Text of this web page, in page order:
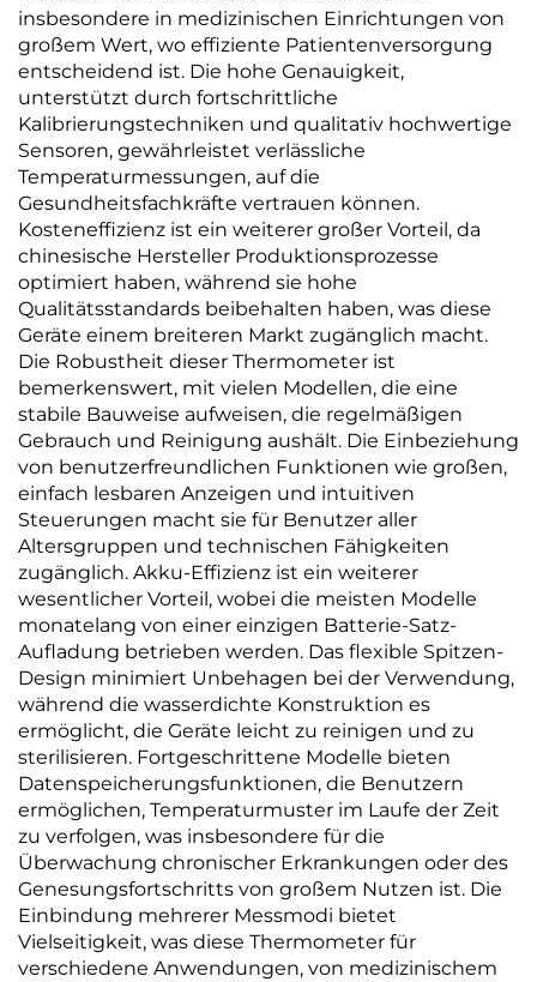
insbesondere in medizinischen Einrichtungen von
großem Wert, wo effiziente Patientenversorgung
entscheidend ist. Die hohe Genauigkeit,
unterstützt durch fortschrittliche
Kalibrierungstechniken und qualitativ hochwertige
Sensoren, gewährleistet verlässliche
Temperaturmessungen, auf die
Gesundheitsfachkräfte vertrauen können.
Kosteneffizienz ist ein weiterer großer Vorteil, da
chinesische Hersteller Produktionsprozesse
optimiert haben, während sie hohe
Qualitätsstandards beibehalten haben, was diese
Geräte einem breiteren Markt zugänglich macht.
Die Robustheit dieser Thermometer ist
bemerkenswert, mit vielen Modellen, die eine
stabile Bauweise aufweisen, die regelmäßigen
Gebrauch und Reinigung aushält. Die Einbeziehung
von benutzerfreundlichen Funktionen wie großen,
einfach lesbaren Anzeigen und intuitiven
Steuerungen macht sie für Benutzer aller
Altersgruppen und technischen Fähigkeiten
zugänglich. Akku-Effizienz ist ein weiterer
wesentlicher Vorteil, wobei die meisten Modelle
monatelang von einer einzigen Batterie-Satz-
Aufladung betrieben werden. Das flexible Spitzen-
Design minimiert Unbehagen bei der Verwendung,
während die wasserdichte Konstruktion es
ermöglicht, die Geräte leicht zu reinigen und zu
sterilisieren. Fortgeschrittene Modelle bieten
Datenspeicherungsfunktionen, die Benutzern
ermöglichen, Temperaturmuster im Laufe der Zeit
zu verfolgen, was insbesondere für die
Überwachung chronischer Erkrankungen oder des
Genesungsfortschritts von großem Nutzen ist. Die
Einbindung mehrerer Messmodi bietet
Vielseitigkeit, was diese Thermometer für
verschiedene Anwendungen, von medizinischem